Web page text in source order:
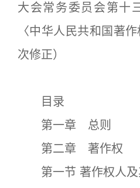
大会常务委员会第十
〈中华人民共和国著
次修正）
目录
第一章 总则
第二章 著作权
第一节 著作权人及